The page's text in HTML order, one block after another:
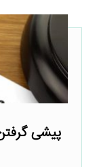
پیشی